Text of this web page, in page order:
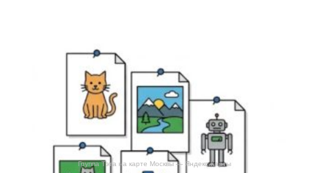
Группа Тэта на карте Москвы — Яндекс.Карты